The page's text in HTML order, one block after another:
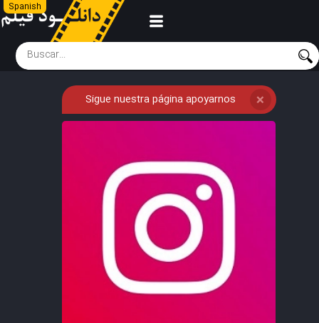
Spanish
Sigue nuestra página apoyarnos ❌